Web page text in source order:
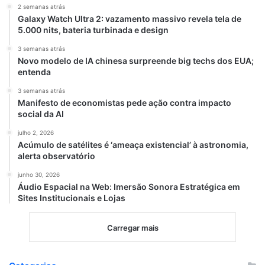
melhoria, você não apenas otimizará seu
SEO, mas, e o mais importante, construirá
uma máquina de atração de pacientes,
solidificando a autoridade da sua clínica no
mercado de saúde brasileiro.
Os Erros de Usabilidade e
Design que Causam
Desconfiança Imediata
O primeiro impacto de um site é visual. Se o
(seja ele visual, de navegação ou de
velocidade), a primeira reação é abandonar
2 semanas atrás
Galaxy Watch Ultra 2: vazamento massivo revela tela de
5.000 nits, bateria turbinada e design
3 semanas atrás
Novo modelo de IA chinesa surpreende big techs dos EUA;
entenda
3 semanas atrás
Manifesto de economistas pede ação contra impacto
social da AI
julho 2, 2026
Acúmulo de satélites é ‘ameaça existencial’ à astronomia,
alerta observatório
junho 30, 2026
Áudio Espacial na Web: Imersão Sonora Estratégica em
Sites Institucionais e Lojas
Carregar mais